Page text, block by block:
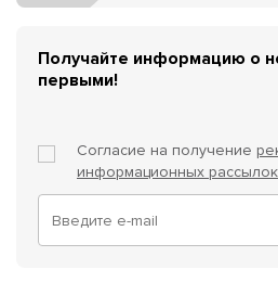
Получайте информацию о
первыми!
Согласие на получение
информационных рассылок